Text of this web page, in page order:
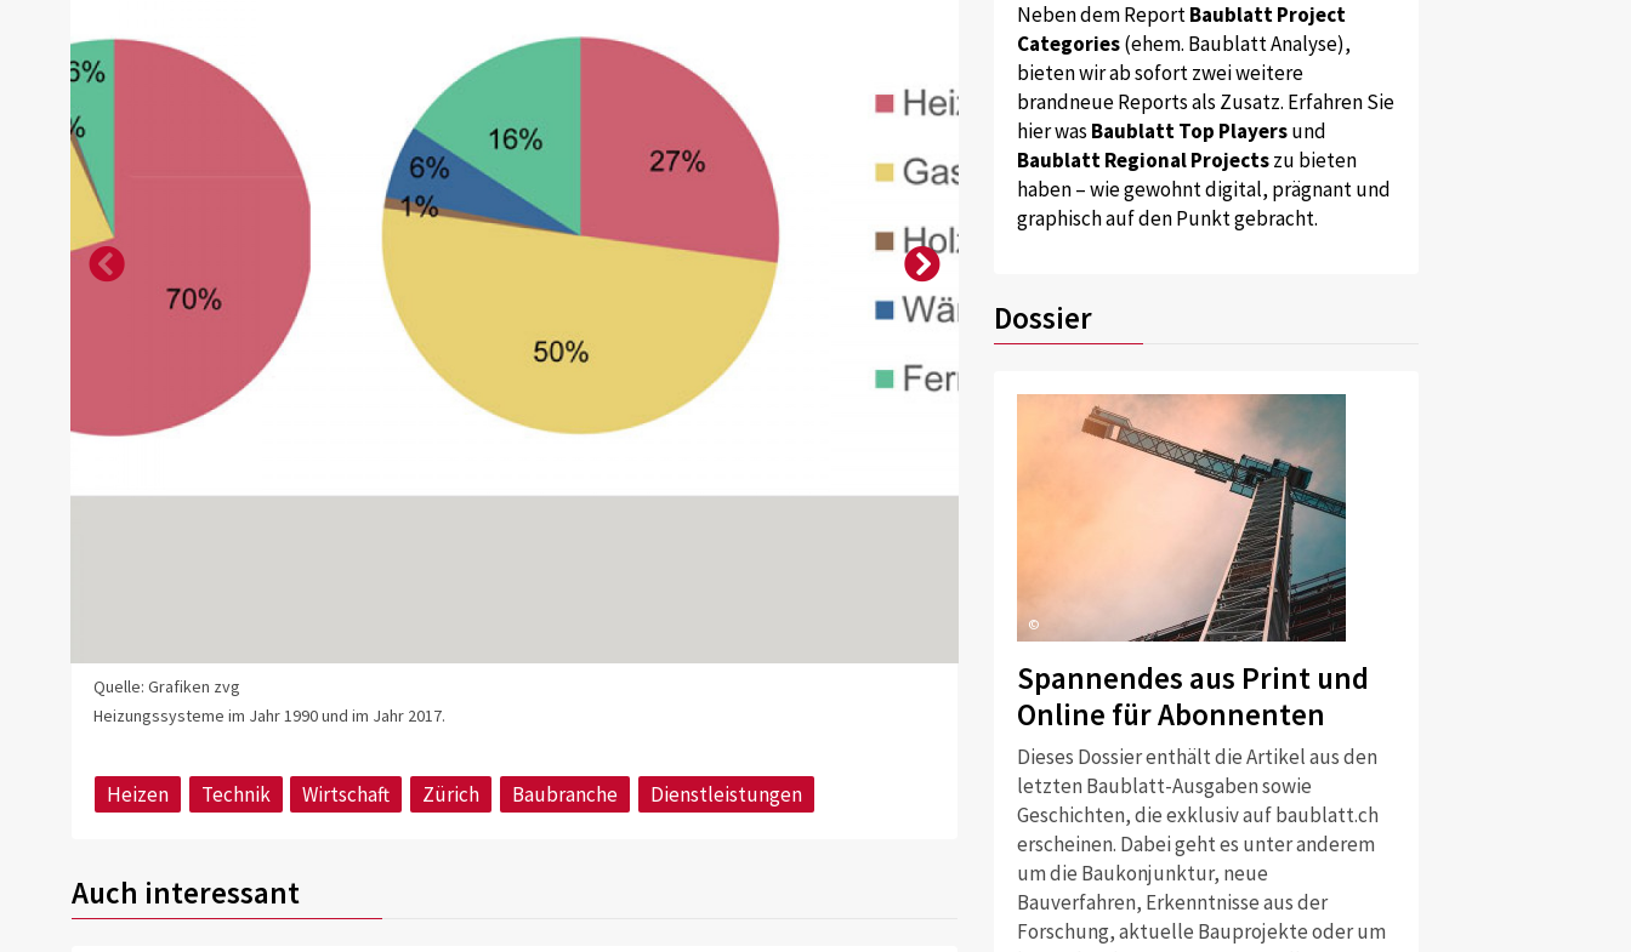
Quelle: Grafiken zvg
Heizungssysteme im Jahr 1990 und im Jahr 2017.
Heizungssysteme in neu erstellten Wohnungen von 1990/91 bis 2016/17.
Heizen Technik Wirtschaft Zürich Baubranche Dienstleistungen
Auch interessant
Neben dem ReportBaublatt Project
Categories(ehem. Baublatt Analyse),
bieten wir ab sofort zwei weitere
brandneue Reports als Zusatz. Erfahren Sie
hier was Baublatt Top Playersund
Baublatt Regional Projectszu bieten
haben – wie gewohnt digital, prägnant und
graphisch auf den Punkt gebracht.
Dossier
©
Spannendes aus Print und
Online für Abonnenten
Dieses Dossier enthält die Artikel aus den
letzten Baublatt-Ausgaben sowie
Geschichten, die exklusiv auf baublatt.ch
erscheinen. Dabei geht es unter anderem
um die Baukonjunktur, neue
Bauverfahren, Erkenntnisse aus der
Forschung, aktuelle Bauprojekte oder um